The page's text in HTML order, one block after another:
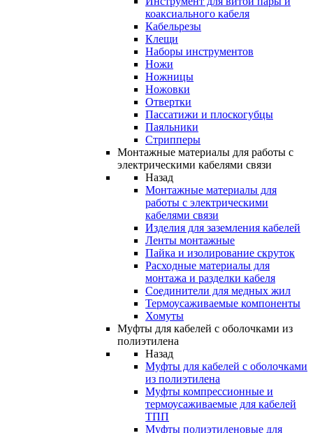
коаксиального кабеля
Кабельрезы
Клещи
Наборы инструментов
Ножи
Ножницы
Ножовки
Отвертки
Пассатижи и плоскогубцы
Паяльники
Стрипперы
Монтажные материалы для работы с
электрическими кабелями связи
Назад
Монтажные материалы для
работы с электрическими
кабелями связи
Изделия для заземления кабелей
Ленты монтажные
Пайка и изолирование скруток
Расходные материалы для
монтажа и разделки кабеля
Соединители для медных жил
Термоусаживаемые компоненты
Хомуты
Муфты для кабелей с оболочками из
полиэтилена
Назад
Муфты для кабелей с оболочками
из полиэтилена
Муфты компрессионные и
термоусаживаемые для кабелей
ТПП
Муфты полиэтиленовые для